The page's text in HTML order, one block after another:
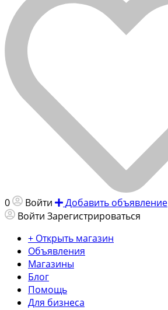
0 Войти
Добавить объявление
Войти Зарегистрироваться
+ Открыть магазин
Объявления
Магазины
Блог
Помощь
Для бизнеса